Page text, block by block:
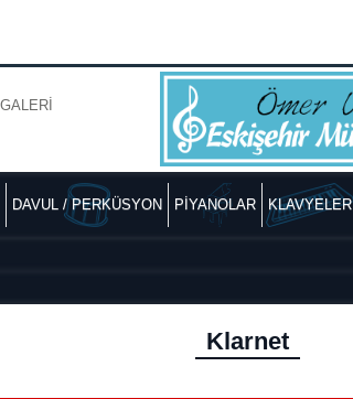
GALERİ
DAVUL / PERKÜSYON PİYANOLAR KLAVYELER
Klarnet